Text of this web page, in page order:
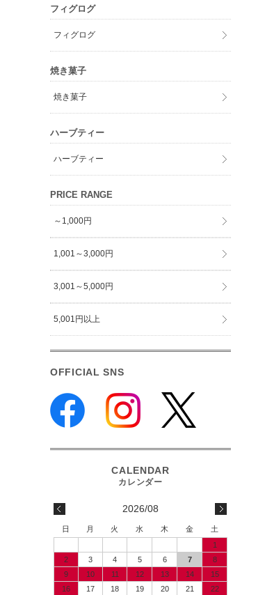
フィグログ
フィグログ
焼き菓子
焼き菓子
ハーブティー
ハーブティー
PRICE RANGE
～1,000円
1,001～3,000円
3,001～5,000円
5,001円以上
OFFICIAL SNS
2026/08
日 月 火 水 木 金
土
1
2
3 4 5 6 7
8
9
10 11 12 13 14
15
16
17 18 19 20 21 22